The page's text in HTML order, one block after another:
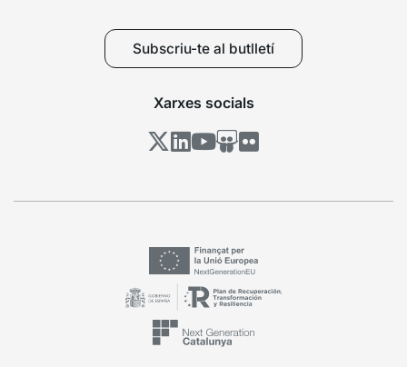
Subscriu-te al butlletí
Xarxes socials